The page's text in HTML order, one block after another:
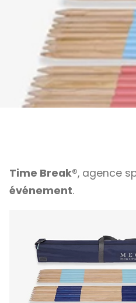
Time Break®, agence
événement.